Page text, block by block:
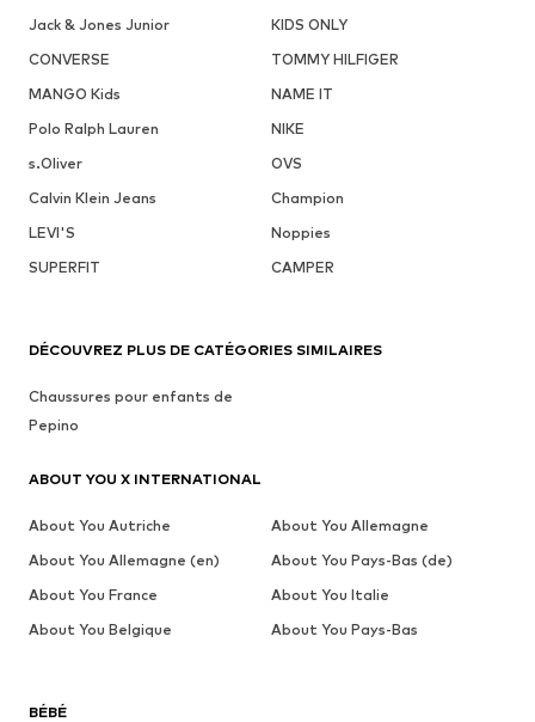
Jack & Jones Junior
KIDS ONLY
CONVERSE
TOMMY HILFIGER
MANGO Kids
NAME IT
Polo Ralph Lauren
NIKE
s.Oliver
OVS
Calvin Klein Jeans
Champion
LEVI'S
Noppies
SUPERFIT
CAMPER
BÉBÉ
DÉCOUVREZ PLUS DE CATÉGORIES SIMILAIRES
Chaussures pour enfants de
Pepino
ABOUT YOU X INTERNATIONAL
About You Autriche
About You Allemagne
About You Allemagne (en)
About You Pays-Bas (de)
About You France
About You Italie
About You Belgique
About You Pays-Bas